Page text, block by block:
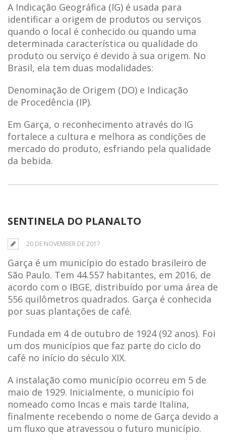
A Indicação Geográfica (IG) é usada para
identificar a origem de produtos ou serviços
quando o local é conhecido ou quando uma
determinada característica ou qualidade do
produto ou serviço é devido à sua origem. No
Brasil, ela tem duas modalidades:
Denominação de Origem (DO) e Indicação
de Procedência (IP).
Em Garça, o reconhecimento através do IG
fortalece a cultura e melhora as condições de
mercado do produto, esfriando pela qualidade
da bebida.
SENTINELA DO PLANALTO
20 DE NOVEMBER DE 2017
Garça é um município do estado brasileiro de
São Paulo. Tem 44.557 habitantes, em 2016, de
acordo com o IBGE, distribuído por uma área de
556 quilômetros quadrados. Garça é conhecida
por suas plantações de café.
Fundada em 4 de outubro de 1924 (92 anos). Foi
um dos municípios que faz parte do ciclo do
café no início do século XIX.
A instalação como município ocorreu em 5 de
maio de 1929. Inicialmente, o município foi
nomeado como Incas e mais tarde Italina,
finalmente recebendo o nome de Garça devido a
um fluxo que atravessou o futuro município.